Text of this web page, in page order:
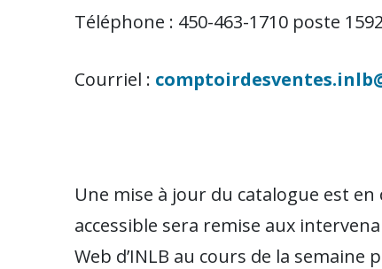
Téléphone : 450-463-1710 poste
Courriel :
Une mise à jour du catalogue est
accessible sera remise aux
Web d’INLB au cours de la semaine